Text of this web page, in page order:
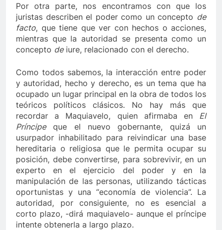
Por otra parte, nos encontramos con que los
juristas describen el poder como un concepto de
facto, que tiene que ver con hechos o acciones,
mientras que la autoridad se presenta como un
concepto deiure, relacionado con el derecho.
Como todos sabemos, la interacción entre poder
y autoridad, hecho y derecho, es un tema que ha
ocupado un lugar principal en la obra de todos los
teóricos políticos clásicos. No hay más que
recordar a Maquiavelo, quien afirmaba en El
Príncipeque el nuevo gobernante, quizá un
usurpador inhabilitado para reivindicar una base
hereditaria o religiosa que le permita ocupar su
posición, debe convertirse, para sobrevivir, en un
experto en el ejercicio del poder y en la
manipulación de las personas, utilizando tácticas
oportunistas y una “economía de violencia”. La
autoridad, por consiguiente, no es esencial a
corto plazo, -dirá maquiavelo- aunque el príncipe
intente obtenerla a largo plazo.